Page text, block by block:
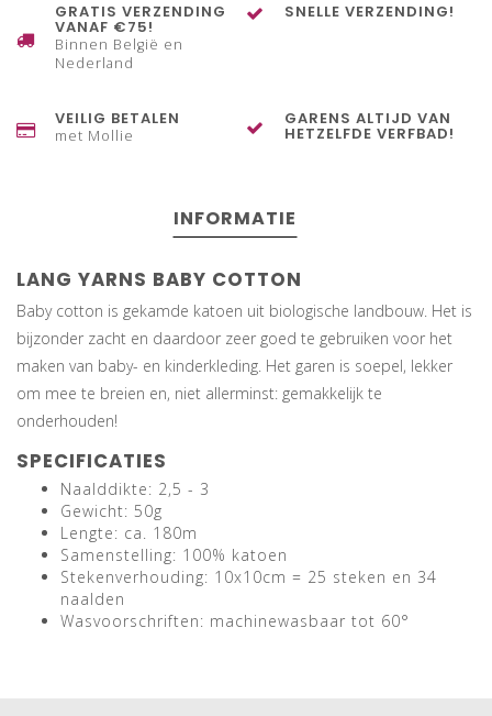
GRATIS VERZENDING
VANAF €75!
Binnen België en
Nederland
SNELLE VERZENDING!
VEILIG BETALEN
met Mollie
GARENS ALTIJD VAN
HETZELFDE VERFBAD!
INFORMATIE
LANG YARNS BABY COTTON
Baby cotton is gekamde katoen uit biologische landbouw. Het is
bijzonder zacht en daardoor zeer goed te gebruiken voor het
maken van baby- en kinderkleding. Het garen is soepel, lekker
om mee te breien en, niet allerminst: gemakkelijk te
onderhouden!
SPECIFICATIES
Naalddikte: 2,5 - 3
Gewicht: 50g
Lengte: ca. 180m
Samenstelling: 100% katoen
Stekenverhouding: 10x10cm = 25 steken en 34
naalden
Wasvoorschriften: machinewasbaar tot 60°